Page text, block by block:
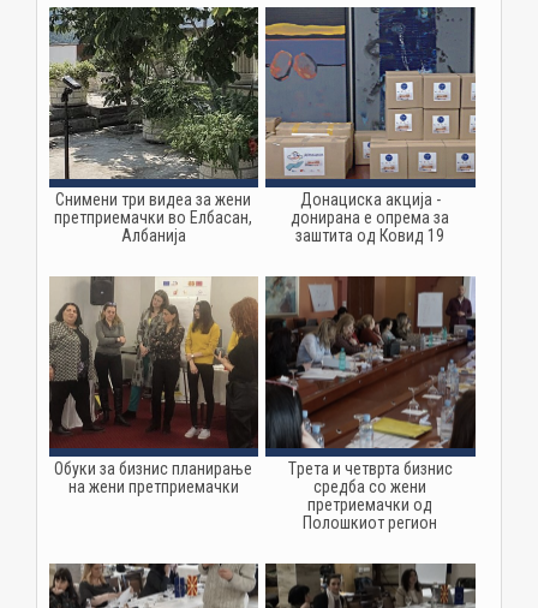
Снимени три видеа за жени
претприемачки во Елбасан,
Албанија
Донациска акција -
донирана е опрема за
заштита од Ковид 19
Обуки за бизнис планирање
на жени претприемачки
Tрета и четврта бизнис
средба со жени
претриемачки од
Полошкиот регион